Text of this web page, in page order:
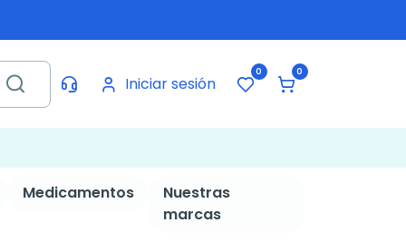
Iniciar sesión
0 0
Medicamentos
Nuestras
marcas